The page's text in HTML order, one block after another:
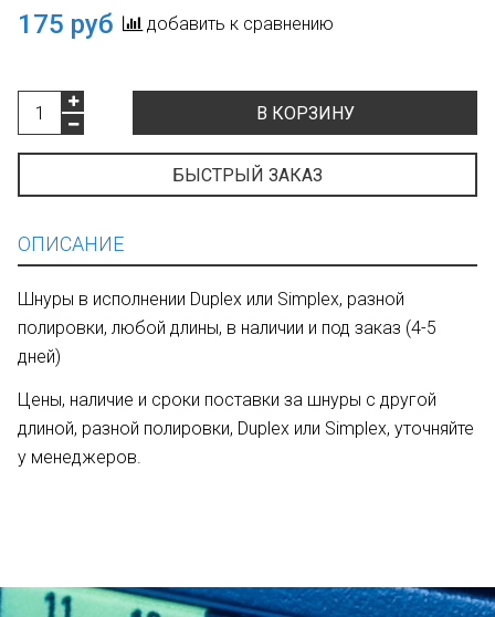
175 руб добавить к сравнению
В КОРЗИНУ
БЫСТРЫЙ ЗАКАЗ
ОПИСАНИЕ
Шнуры в исполнении Duplex или Simplex, разной
полировки, любой длины, в наличии и под заказ (4-5
дней)
Цены, наличие и сроки поставки за шнуры с другой
длиной, разной полировки, Duplex или Simplex, уточняйте
у менеджеров.